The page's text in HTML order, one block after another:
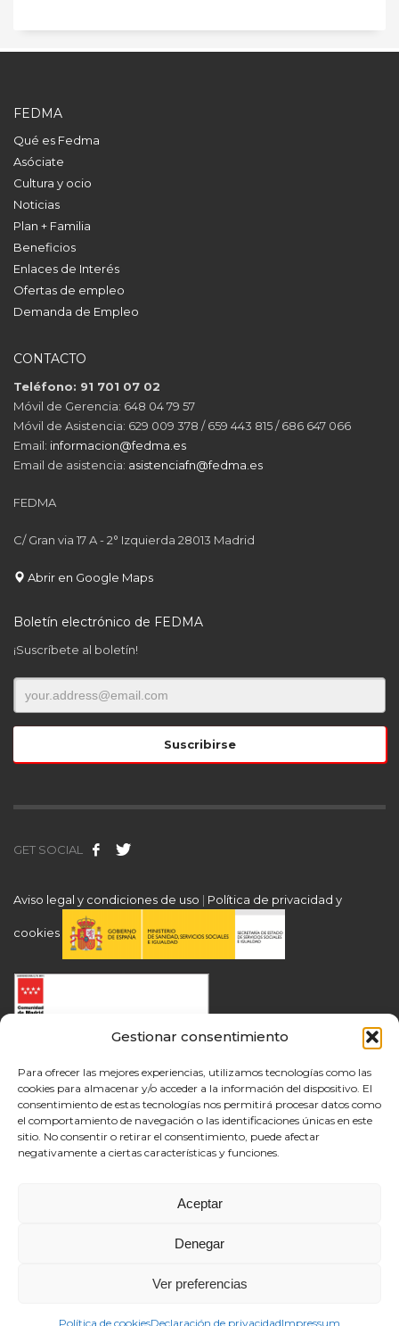
Gestionar consentimiento
Para ofrecer las mejores experiencias, utilizamos tecnologías como las
cookies para almacenar y/o acceder a la información del dispositivo. El
consentimiento de estas tecnologías nos permitirá procesar datos como
el comportamiento de navegación o las identificaciones únicas en este
sitio. No consentir o retirar el consentimiento, puede afectar
negativamente a ciertas características y funciones.
Aceptar
Denegar
Ver preferencias
Política de cookiesDeclaración de privacidadImpressum
FEDMA
Qué es Fedma
Asóciate
Cultura y ocio
Noticias
Plan + Familia
Beneficios
Enlaces de Interés
Ofertas de empleo
Demanda de Empleo
CONTACTO
Teléfono: 91 701 07 02
Móvil de Gerencia: 648 04 79 57
Móvil de Asistencia: 629 009 378 / 659 443 815 / 686 647 066
Email: informacion@fedma.es
Email de asistencia: asistenciafn@fedma.es
FEDMA
C/ Gran via 17 A - 2° Izquierda 28013 Madrid
Abrir en Google Maps
Boletín electrónico de FEDMA
¡Suscríbete al boletín!
GET SOCIAL
Aviso legal y condiciones de uso | Política de privacidad y
cookies